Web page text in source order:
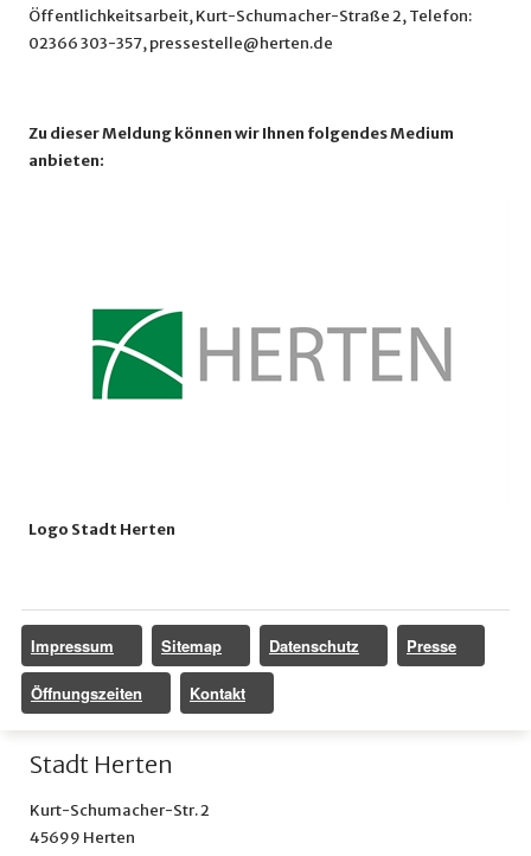
Öffentlichkeitsarbeit, Kurt-Schumacher-Straße 2, Telefon:
02366 303-357, pressestelle@herten.de
Zu dieser Meldung können wir Ihnen folgendes Medium
anbieten:
Logo Stadt Herten
Impressum Sitemap Datenschutz Presse
Öffnungszeiten Kontakt
Stadt Herten
Kurt-Schumacher-Str. 2
45699 Herten